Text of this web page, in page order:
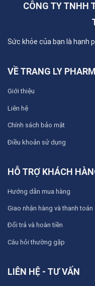
CÔNG TY TNHH
Sức khỏe của bạn là hạnh
VỀ TRANG LY
Giới thiệu
Liên hệ
Chính sách bảo mật
Điều khoản sử dụng
HỖ TRỢ KHÁCH
Hướng dẫn mua hàng
Giao nhận hàng và thanh toán
Đổi trả và hoàn tiền
Câu hỏi thường gặp
LIÊN HỆ - TƯ VẤN